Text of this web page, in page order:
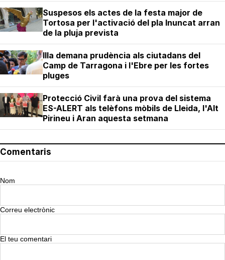
Suspesos els actes de la festa major de
Tortosa per l'activació del pla Inuncat arran
de la pluja prevista
Illa demana prudència als ciutadans del
Camp de Tarragona i l'Ebre per les fortes
pluges
Protecció Civil farà una prova del sistema
ES-ALERT als telèfons mòbils de Lleida, l'Alt
Pirineu i Aran aquesta setmana
Comentaris
Nom
Correu electrònic
El teu comentari